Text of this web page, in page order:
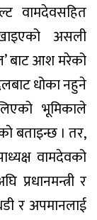
वामदेवसहित
असली
बाट आश मरेको
धोका नहुने
भूमिकाले
बताइन्छ । तर,
वामदेवको
र
र अपमानलाई